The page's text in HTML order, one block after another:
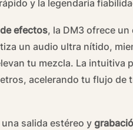
y la legendaria
efectos, la DM3 ofrece
un audio ultra nítido,
tu mezcla. La intuitiva
acelerando tu flujo de
una salida estéreo y